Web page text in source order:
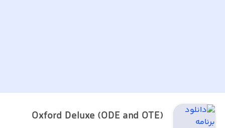
Oxford Deluxe (ODE and OTE)